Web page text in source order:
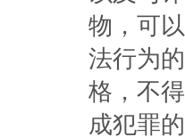
物，可
法行为
格，不
成犯罪